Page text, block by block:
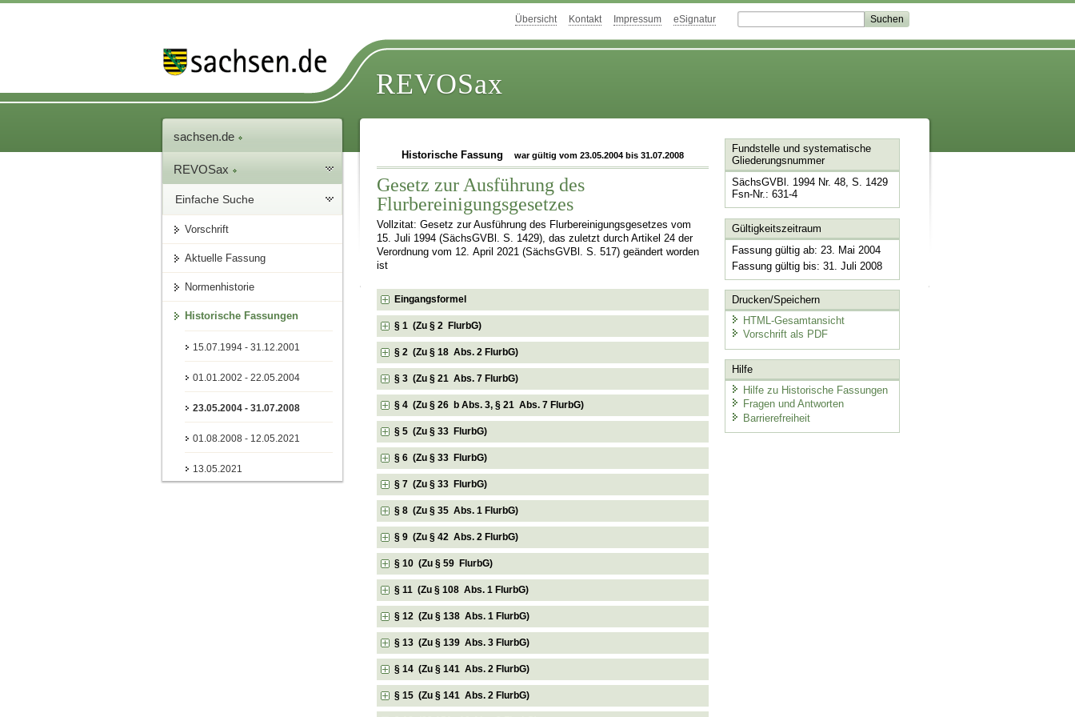
Übersicht Kontakt Impressum eSignatur
REVOSax
sachsen.de
REVOSax
Einfache Suche
Vorschrift
Aktuelle Fassung
Normenhistorie
Historische Fassungen
15.07.1994 - 31.12.2001
01.01.2002 - 22.05.2004
23.05.2004 - 31.07.2008
01.08.2008 - 12.05.2021
13.05.2021
Historische Fassung war gültig vom 23.05.2004 bis 31.07.2008
Gesetz zur Ausführung des
Flurbereinigungsgesetzes
Vollzitat: Gesetz zur Ausführung des Flurbereinigungsgesetzes vom
15. Juli 1994 (SächsGVBl. S. 1429), das zuletzt durch Artikel 24 der
Verordnung vom 12. April 2021 (SächsGVBl. S. 517) geändert worden
ist
Eingangsformel
§ 1 (Zu § 2 FlurbG)
§ 2 (Zu § 18 Abs. 2 FlurbG)
§ 3 (Zu § 21 Abs. 7 FlurbG)
§ 4 (Zu § 26 b Abs. 3, § 21 Abs. 7 FlurbG)
§ 5 (Zu § 33 FlurbG)
§ 6 (Zu § 33 FlurbG)
§ 7 (Zu § 33 FlurbG)
§ 8 (Zu § 35 Abs. 1 FlurbG)
§ 9 (Zu § 42 Abs. 2 FlurbG)
§ 10 (Zu § 59 FlurbG)
§ 11 (Zu § 108 Abs. 1 FlurbG)
§ 12 (Zu § 138 Abs. 1 FlurbG)
§ 13 (Zu § 139 Abs. 3 FlurbG)
§ 14 (Zu § 141 Abs. 2 FlurbG)
§ 15 (Zu § 141 Abs. 2 FlurbG)
Fundstelle und systematische
Gliederungsnummer
SächsGVBl. 1994 Nr. 48, S. 1429
Fsn-Nr.: 631-4
Gültigkeitszeitraum
Fassung gültig ab: 23. Mai 2004
Fassung gültig bis: 31. Juli 2008
Drucken/Speichern
HTML-Gesamtansicht
Vorschrift als PDF
Hilfe
Hilfe zu Historische Fassungen
Fragen und Antworten
Barrierefreiheit